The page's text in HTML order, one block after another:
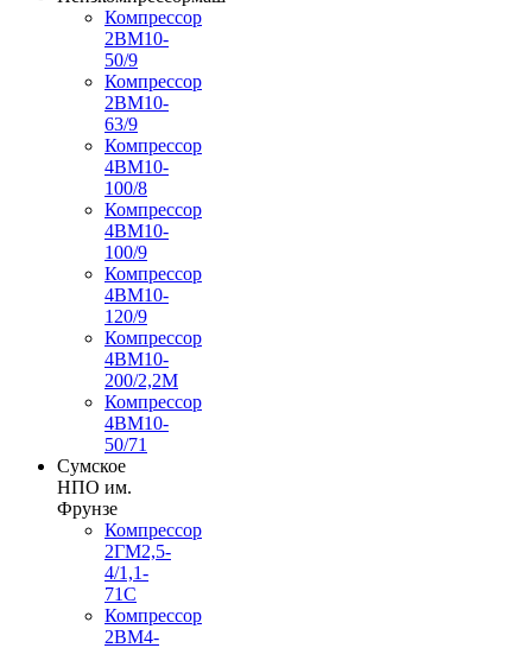
Компрессор
2ВМ10-
50/9
Компрессор
2ВМ10-
63/9
Компрессор
4ВМ10-
100/8
Компрессор
4ВМ10-
100/9
Компрессор
4ВМ10-
120/9
Компрессор
4ВМ10-
200/2,2М
Компрессор
4ВМ10-
50/71
Сумское
НПО им.
Фрунзе
Компрессор
2ГМ2,5-
4/1,1-
71С
Компрессор
2ВМ4-